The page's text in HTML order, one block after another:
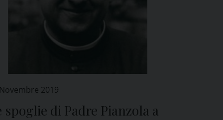
2019
spoglie di Padre Pianzola a